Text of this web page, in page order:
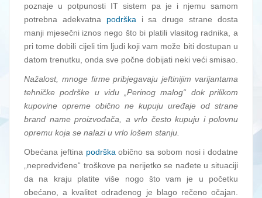
poznaje u potpunosti IT sistem pa je i njemu samom
potrebna adekvatna podrška i sa druge strane dosta
manji mjesečni iznos nego što bi platili vlasitog radnika, a
pri tome dobili cijeli tim ljudi koji vam može biti dostupan u
datom trenutku, onda sve počne dobijati neki veći smisao.
Nažalost, mnoge firme pribjegavaju jeftinijim varijantama
tehničke podrške u vidu „Perinog malog“ dok prilikom
kupovine opreme obično ne kupuju uređaje od strane
brand name proizvođača, a vrlo često kupuju i polovnu
opremu koja se nalazi u vrlo lošem stanju.
Obećana jeftina podrška obično sa sobom nosi i dodatne
„nepredviđene“ troškove pa nerijetko se nađete u situaciji
da na kraju platite više nogo što vam je u početku
obećano, a kvalitet odrađenog je blago rečeno očajan.